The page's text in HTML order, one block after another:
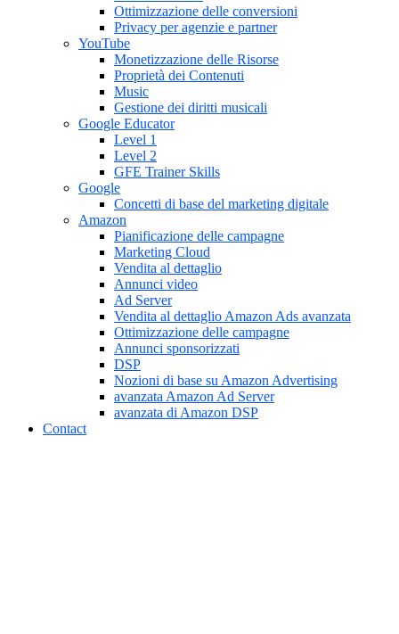
Ottimizzazione delle conversioni
Privacy per agenzie e partner
YouTube
Monetizzazione delle Risorse
Proprietà dei Contenuti
Music
Gestione dei diritti musicali
Google Educator
Level 1
Level 2
GFE Trainer Skills
Google
Concetti di base del marketing digitale
Amazon
Pianificazione delle campagne
Marketing Cloud
Vendita al dettaglio
Annunci video
Ad Server
Vendita al dettaglio Amazon Ads avanzata
Ottimizzazione delle campagne
Annunci sponsorizzati
DSP
Nozioni di base su Amazon Advertising
avanzata Amazon Ad Server
avanzata di Amazon DSP
Contact